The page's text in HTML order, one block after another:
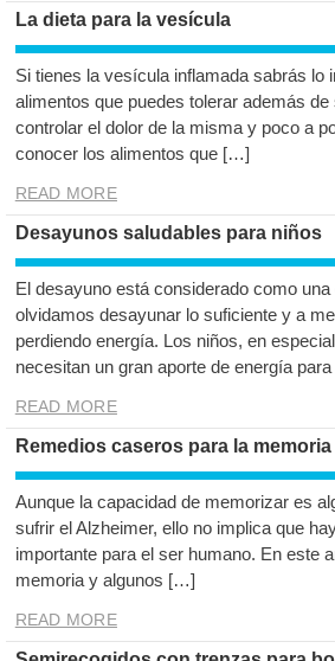
La dieta para la vesícula
Si tienes la vesícula inflamada sabrás lo
alimentos que puedes tolerar además
controlar el dolor de la misma y poco a
conocer los alimentos que […]
READ MORE
Desayunos saludables para niños
El desayuno está considerado como
olvidamos desayunar lo suficiente y a
perdiendo energía. Los niños, en
necesitan un gran aporte de energía
READ MORE
Remedios caseros para la memoria
Aunque la capacidad de memorizar es
sufrir el Alzheimer, ello no implica que
importante para el ser humano. En este
memoria y algunos […]
READ MORE